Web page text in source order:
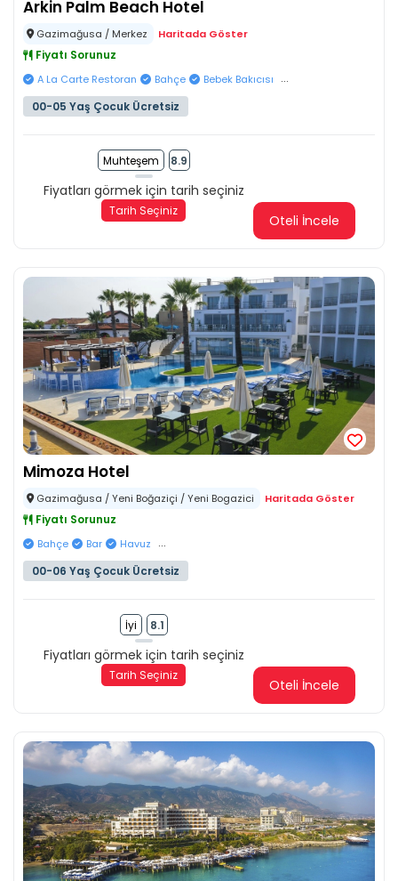
Arkin Palm Beach Hotel
Gazimağusa / Merkez Haritada Göster
Fiyatı Sorunuz
A La Carte Restoran Bahçe Bebek Bakıcısı ...
00-05 Yaş Çocuk Ücretsiz
Muhteşem 8.9
Fiyatları görmek için tarih seçiniz
Tarih Seçiniz
Oteli İncele
Mimoza Hotel
Gazimağusa / Yeni Boğaziçi / Yeni Bogazici Haritada Göster
Fiyatı Sorunuz
Bahçe Bar Havuz ...
00-06 Yaş Çocuk Ücretsiz
İyi 8.1
Fiyatları görmek için tarih seçiniz
Tarih Seçiniz
Oteli İncele